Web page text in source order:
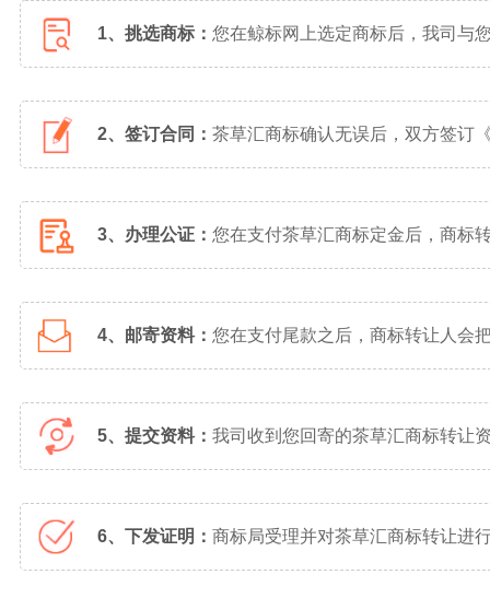
1、挑选商标： 您在鲸标网上选定商标后，我司与
2、签订合同： 茶草汇商标确认无误后，双方签订
3、办理公证： 您在支付茶草汇商标定金后，商标
4、邮寄资料： 您在支付尾款之后，商标转让人会
5、提交资料： 我司收到您回寄的茶草汇商标转让
6、下发证明： 商标局受理并对茶草汇商标转让进